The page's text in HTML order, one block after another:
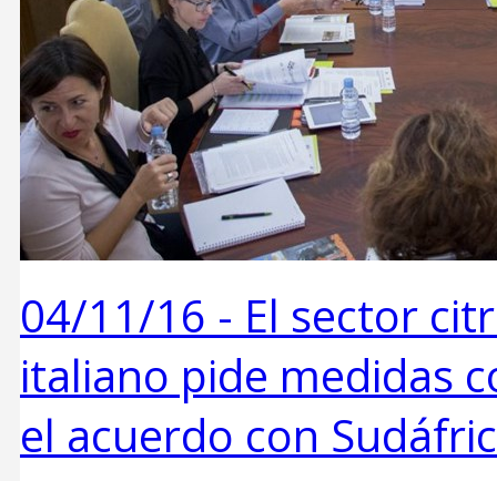
04/11/16 - El sector
italiano pide medidas
el acuerdo con